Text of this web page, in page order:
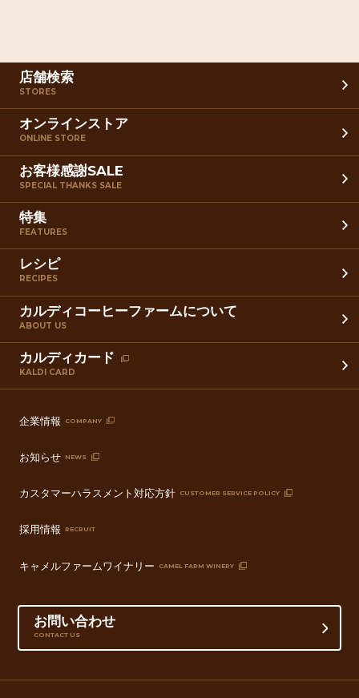
店舗検索
STORES
オンラインストア
ONLINE STORE
お客様感謝SALE
SPECIAL THANKS SALE
特集
FEATURES
レシピ
RECIPES
カルディコーヒーファームについて
ABOUT US
カルディカード
KALDI CARD
企業情報 COMPANY
お知らせ NEWS
カスタマーハラスメント対応方針 CUSTOMER SERVICE POLICY
採用情報 RECRUIT
キャメルファームワイナリー CAMEL FARM WINERY
お問い合わせ
CONTACT US